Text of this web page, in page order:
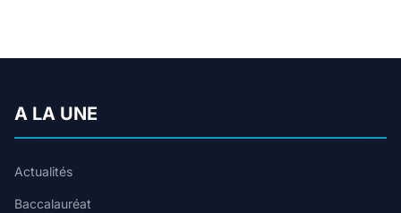
A LA UNE
Actualités
Baccalauréat